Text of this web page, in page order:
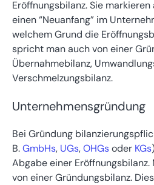
Eröffnungsbilanz. Sie
einen “Neuanfang” im
welchem Grund die
spricht man auch von einer
Übernahmebilanz,
Verschmelzungsbilanz.
Unternehmensgründung
Bei Gründung
B.GmbHs, UGs,OHGsoder KGs
Abgabe einer
von einer Gründungsbilanz.